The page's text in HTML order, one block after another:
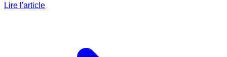
Lire l'article